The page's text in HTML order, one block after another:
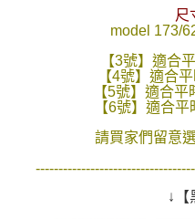
２．便利：只要手機號碼，簡訊認
３．安心：先確認商品／服務後，
【「AFTEE先享後付」結帳流程】
１．於結帳方式選擇「AFTEE先享
結帳頁面，進行簡訊認證並確認金
２．訂單成立數日內，您將收到繳
ATM／網路銀行／等多元方式進行
購買商品的店家。未經商家同意取
※ 交易是否成功請以「AFTEE先享
每筆NT$80，滿NT$1,800(含以
先付款後全家取貨
每筆NT$80，滿NT$1,800(含
每筆NT$80，滿NT$1,800(含
尺
model 173/
【3號】適合
【4號】適合
【5號】適合
【6號】適合
請買家們留意
↓【